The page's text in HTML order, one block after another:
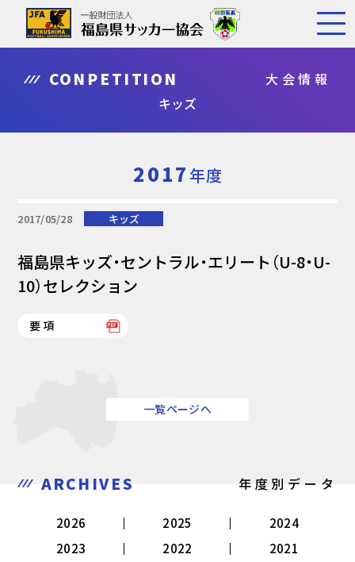
CONPETITION
大会情報
キッズ
2017年度
2017/05/28 キッズ
福島県キッズ・セントラル・エリート（U-8・U-
10）セレクション
要項
一覧ページへ
ARCHIVES 年度別データ
2026 2025
2024
2023
2022
2021